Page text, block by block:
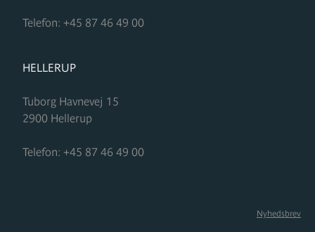
Telefon: +45 87 46 49 00
FORMUPLEJE
HELLERUP
Tuborg Havnevej 15
2900 Hellerup
Telefon: +45 87 46 49 00
Nyhedsbrev